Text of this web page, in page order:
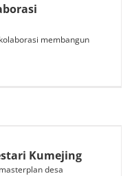
kolaborasi membangun
Kumejing
masterplan desa